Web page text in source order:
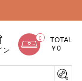
ン
0
TOTAL
￥0